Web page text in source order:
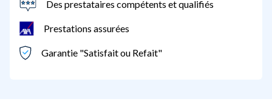
Des prestataires compétents et qualifiés
Prestations assurées
Garantie "Satisfait ou Refait"